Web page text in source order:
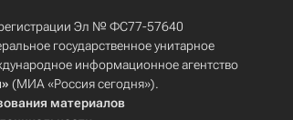
Эл № ФС77-57640
государственное унитарное
информационное агентство
(МИА «Россия сегодня»).
материалов